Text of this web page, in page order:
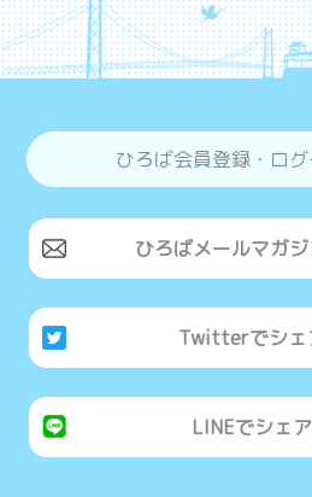
ひろば会員登録・ロ
ひろばメールマガ
Twitterでシェ
LINEでシェ